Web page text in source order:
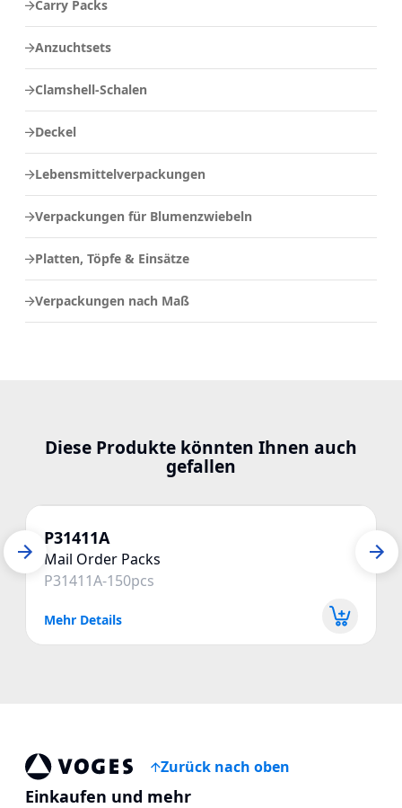
Carry Packs
Anzuchtsets
Clamshell-Schalen
Deckel
Lebensmittelverpackungen
Verpackungen für Blumenzwiebeln
Platten, Töpfe & Einsätze
Verpackungen nach Maß
Diese Produkte könnten Ihnen auch
gefallen
P31411A
Mail Order Packs
P31411A-150pcs
Mehr Details
Vogespackaging
Zurück nach oben
Einkaufen und mehr